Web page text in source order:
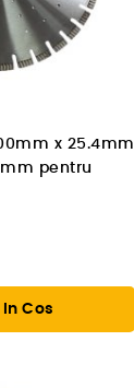
x 25.4mm
pentru
Cos